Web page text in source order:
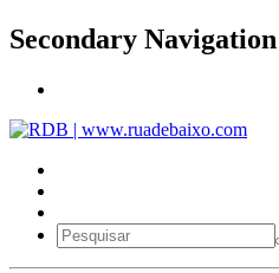
Secondary Navigation